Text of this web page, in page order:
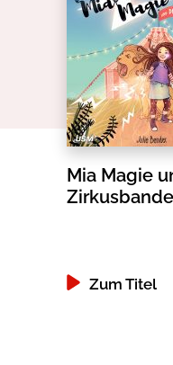
Mia Magie
Zum Titel